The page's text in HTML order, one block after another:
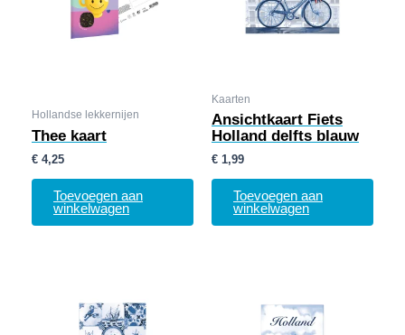
Hollandse lekkernijen
Thee kaart
€ 4,25
Toevoegen aan
winkelwagen
Kaarten
Ansichtkaart Fiets
Holland delfts blauw
€ 1,99
Toevoegen aan
winkelwagen